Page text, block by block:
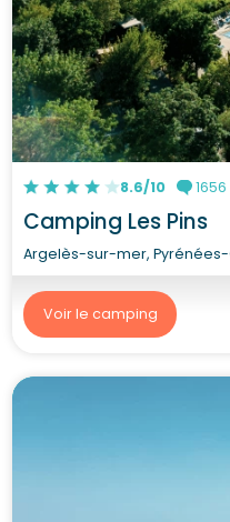
8.6/10
Camping Les Pins
Argelès-sur-mer,
Voir le camping